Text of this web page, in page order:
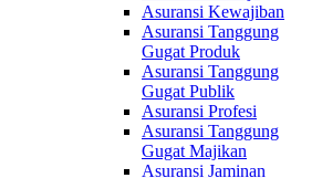
Asuransi Kewajiban
Asuransi Tanggung
Gugat Produk
Asuransi Tanggung
Gugat Publik
Asuransi Profesi
Asuransi Tanggung
Gugat Majikan
Asuransi Jaminan